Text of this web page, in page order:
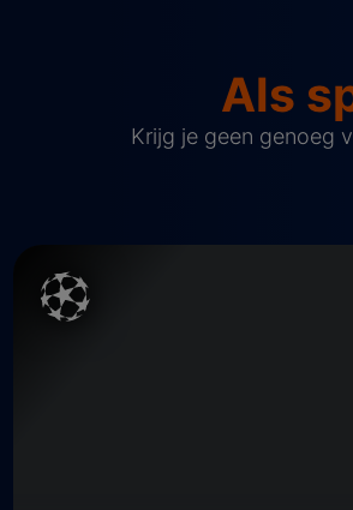
Als
Krijg je geen genoeg